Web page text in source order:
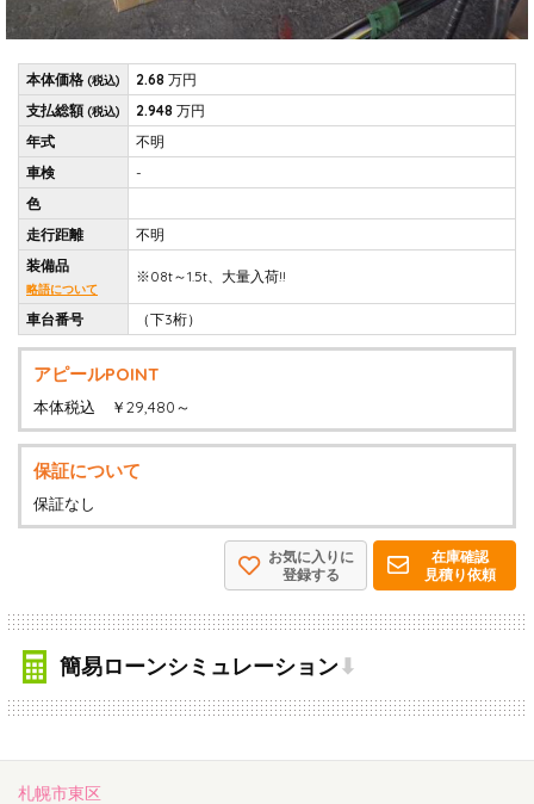
本体価格 (税込) 2.68 万円
支払総額 (税込) 2.948 万円
年式
不明
車検
-
色
走行距離
不明
装備品
略語について
※08t～1.5t、大量入荷!!
車台番号 （下3桁）
アピールPOINT
本体税込 ￥29,480～
保証について
保証なし
在庫確認
見積り依頼
お気に入りに
登録する
簡易ローンシミュレーション⬇
札幌市東区